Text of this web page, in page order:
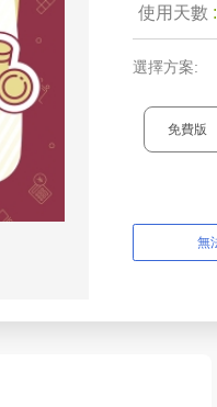
使用天數 :
選擇方案:
免費版